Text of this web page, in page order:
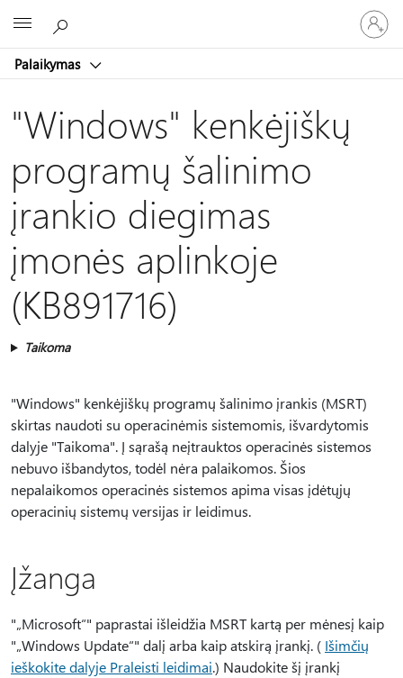
Palaikymas
prie
paskyros
"Windows" kenkėjiškų
programų šalinimo
įrankio diegimas
įmonės aplinkoje
(KB891716)
Taikoma
"Windows" kenkėjiškų programų šalinimo įrankis (MSRT)
skirtas naudoti su operacinėmis sistemomis, išvardytomis
dalyje "Taikoma". Į sąrašą neįtrauktos operacinės sistemos
nebuvo išbandytos, todėl nėra palaikomos. Šios
nepalaikomos operacinės sistemos apima visas įdėtųjų
operacinių sistemų versijas ir leidimus.
Įžanga
"„Microsoft“" paprastai išleidžia MSRT kartą per mėnesį kaip
"„Windows Update“" dalį arba kaip atskirą įrankį. ( Išimčių
ieškokite dalyje Praleisti leidimai.) Naudokite šį įrankį